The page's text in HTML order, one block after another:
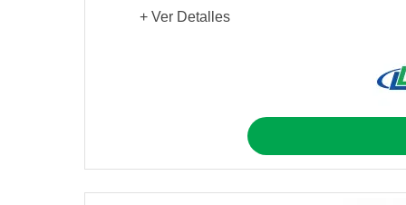
+ Ver Detalles